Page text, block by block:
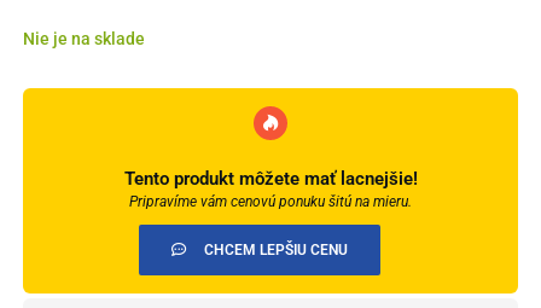
Nie je na sklade
Tento produkt môžete mať lacnejšie!
Pripravíme vám cenovú ponuku šitú na mieru.
CHCEM LEPŠIU CENU